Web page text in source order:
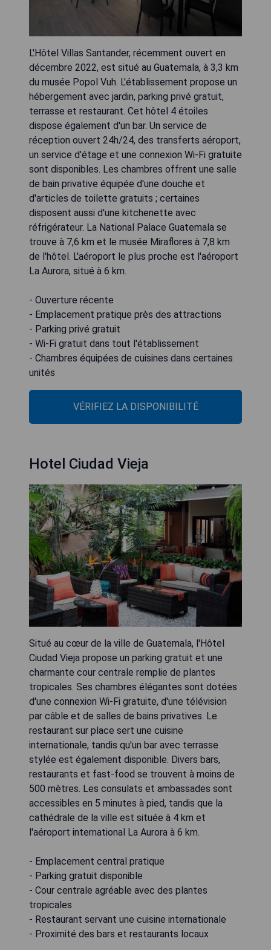
L'Hôtel Villas Santander, récemment ouvert en
décembre 2022, est situé au Guatemala, à 3,3 km
du musée Popol Vuh. L'établissement propose un
hébergement avec jardin, parking privé gratuit,
terrasse et restaurant. Cet hôtel 4 étoiles
dispose également d'un bar. Un service de
réception ouvert 24h/24, des transferts aéroport,
un service d'étage et une connexion Wi-Fi gratuite
sont disponibles. Les chambres offrent une salle
de bain privative équipée d'une douche et
d'articles de toilette gratuits ; certaines
disposent aussi d'une kitchenette avec
réfrigérateur. La National Palace Guatemala se
trouve à 7,6 km et le musée Miraflores à 7,8 km
de l'hôtel. L'aéroport le plus proche est l'aéroport
La Aurora, situé à 6 km.
- Ouverture récente
- Emplacement pratique près des attractions
- Parking privé gratuit
- Wi-Fi gratuit dans tout l'établissement
- Chambres équipées de cuisines dans certaines
unités
VÉRIFIEZ LA DISPONIBILITÉ
Hotel Ciudad Vieja
Situé au cœur de la ville de Guatemala, l'Hôtel
Ciudad Vieja propose un parking gratuit et une
charmante cour centrale remplie de plantes
tropicales. Ses chambres élégantes sont dotées
d'une connexion Wi-Fi gratuite, d'une télévision
par câble et de salles de bains privatives. Le
restaurant sur place sert une cuisine
internationale, tandis qu'un bar avec terrasse
stylée est également disponible. Divers bars,
restaurants et fast-food se trouvent à moins de
500 mètres. Les consulats et ambassades sont
accessibles en 5 minutes à pied, tandis que la
cathédrale de la ville est située à 4 km et
l'aéroport international La Aurora à 6 km.
- Emplacement central pratique
- Parking gratuit disponible
- Cour centrale agréable avec des plantes
tropicales
- Restaurant servant une cuisine internationale
- Proximité des bars et restaurants locaux